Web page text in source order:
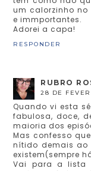
um calorzinho
e immportantes.
Adorei a capa!
RESPONDER
RUBRO
28 DE
Quando vi esta
fabulosa, doce,
maioria dos
Mas confesso
nítido demais ao
existem(sempre
Vai para a lista